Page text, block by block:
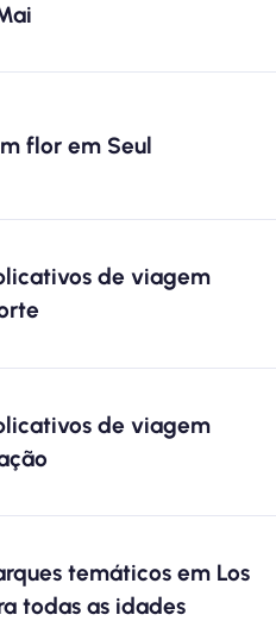
flor em Seul
de viagem
de viagem
temáticos em Los
todas as idades